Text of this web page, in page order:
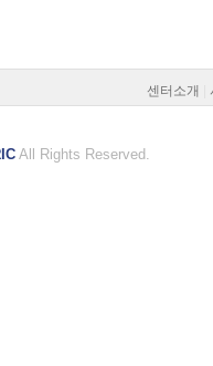
센터소개
All Rights Reserved.